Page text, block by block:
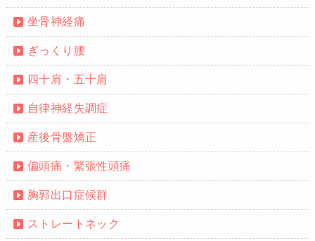
坐骨神経痛
ぎっくり腰
四十肩・五十肩
自律神経失調症
産後骨盤矯正
偏頭痛・緊張性頭痛
胸郭出口症候群
ストレートネック